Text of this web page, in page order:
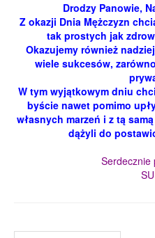
Drodzy Panowie,
Z okazji Dnia Mężczyzn
tak prostych jak
Okazujemy również
wiele sukcesów,
W tym wyjątkowym dniu
byście nawet pomimo
własnych marzeń i z tą
dążyli do
Serdecznie